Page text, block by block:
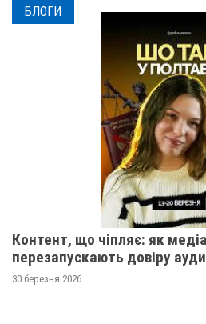
БЛОГИ
Контент, що чіпляє: як
перезапускають довіру
30 березня 2026